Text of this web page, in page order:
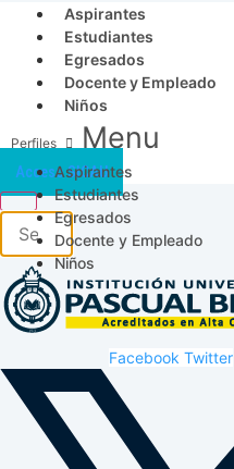
Aspirantes
Estudiantes
Egresados
Docente y Empleado
Niños
Menu
Aspirantes
Estudiantes
Egresados
Docente y Empleado
Niños
Acceso SICAU
Facebook Twitter